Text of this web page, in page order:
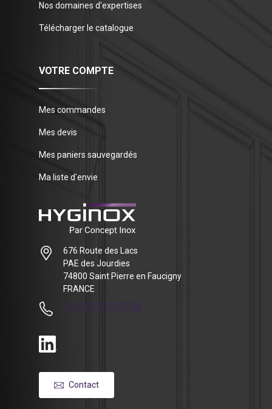
Nos domaines d'expertises
Télécharger le catalogue
VOTRE COMPTE
Mes commandes
Mes devis
Mes paniers sauvegardés
Ma liste d'envie
676 Route des Lacs
PAE des Jourdies
74800 Saint Pierre en Faucigny
FRANCE
+33 (0)4 50 25 07 54
Contact